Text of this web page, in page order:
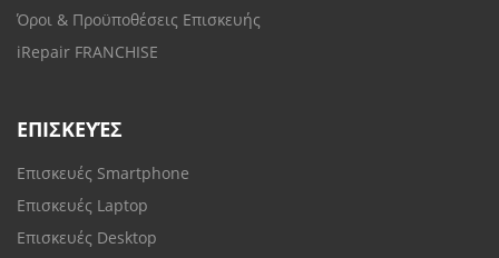
Όροι & Προϋποθέσεις Επισκευής
iRepair FRANCHISE
ΕΠΙΣΚΕΥΈΣ
Επισκευές Smartphone
Επισκευές Laptop
Επισκευές Desktop